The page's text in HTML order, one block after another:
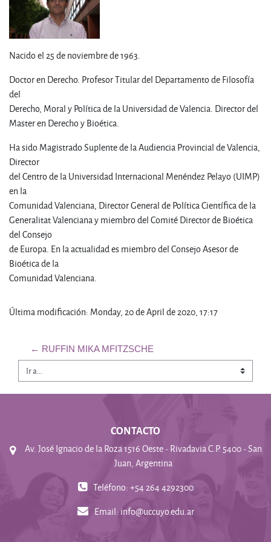
Nacido el 25 de noviembre de 1963.
Doctor en Derecho. Profesor Titular del Departamento de Filosofía
del
Derecho, Moral y Política de la Universidad de Valencia. Director del
Master en Derecho y Bioética.
Ha sido Magistrado Suplente de la Audiencia Provincial de Valencia,
Director
del Centro de la Universidad Internacional Menéndez Pelayo (UIMP)
en la
Comunidad Valenciana, Director General de Política Científica de la
Generalitat Valenciana y miembro del Comité Director de Bioética
del Consejo
de Europa. En la actualidad es miembro del Consejo Asesor de
Bioética de la
Comunidad Valenciana.
Última modificación: Monday, 20 de April de 2020, 17:17
← RUFFIN MIKA MFITZSCHE
Ir a...
CONTACTO
Av. José Ignacio de la Roza 1516 Oeste - Rivadavia C.P. 5400 - San
Juan, Argentina
Teléfono: +54 264 4292300
Email: info@uccuyo.edu.ar